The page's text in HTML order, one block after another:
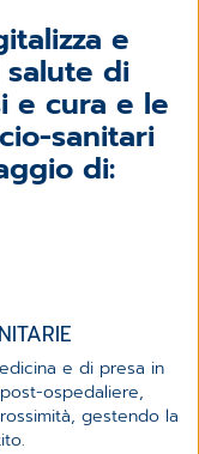
e
di
e cura e le
sanitari
di:
e di presa in
ospedaliere,
​gestendo la